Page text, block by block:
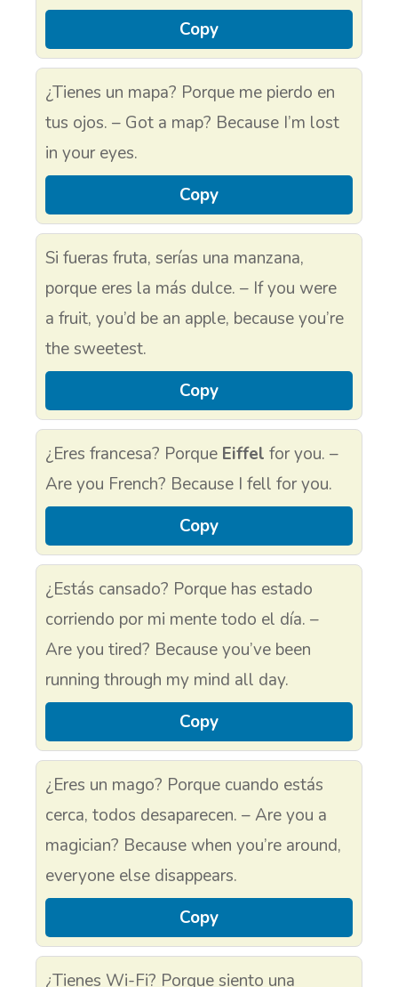
Copy
¿Tienes un mapa? Porque me pierdo en
tus ojos. – Got a map? Because I’m lost
in your eyes.
Copy
Si fueras fruta, serías una manzana,
porque eres la más dulce. – If you were
a fruit, you’d be an apple, because you’re
the sweetest.
Copy
¿Eres francesa? Porque Eiffel for you. –
Are you French? Because I fell for you.
Copy
¿Estás cansado? Porque has estado
corriendo por mi mente todo el día. –
Are you tired? Because you’ve been
running through my mind all day.
Copy
¿Eres un mago? Porque cuando estás
cerca, todos desaparecen. – Are you a
magician? Because when you’re around,
everyone else disappears.
Copy
¿Tienes Wi-Fi? Porque siento una